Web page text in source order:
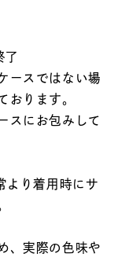
すべて表示
了
ースではない場
おります。
スにお包みして
より着用時にサ
、実際の色味や